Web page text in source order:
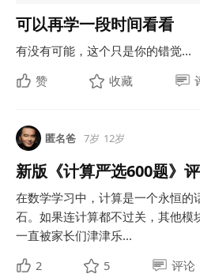
可以再学一段时间看看
有没有可能，这个只是你的错觉...
赞
收藏
匿名爸 7岁 12岁
新版《计算严选600题》
在数学学习中，计算是一个永恒
石。如果连计算都不过关，其他
一直被家长们津津乐...
2
5 评论